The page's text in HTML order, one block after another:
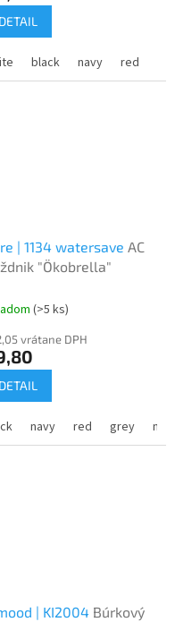
green royal blue black/
DETAIL
black navy red
lime
| 1134 watersave AC
"Ökobrella"
(>5 ks)
vrátane DPH
DETAIL
navy red grey
| KI2004 Búrkový